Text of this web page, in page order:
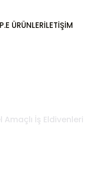
ÜRÜNLERİLETIŞIM
Amaçlı İş Eldivenleri